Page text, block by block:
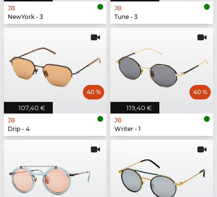
JB
NewYork - 3
JB
Tune - 3
107,40 €
40 %
JB
Drip - 4
119,40 €
40 %
JB
Writer - 1